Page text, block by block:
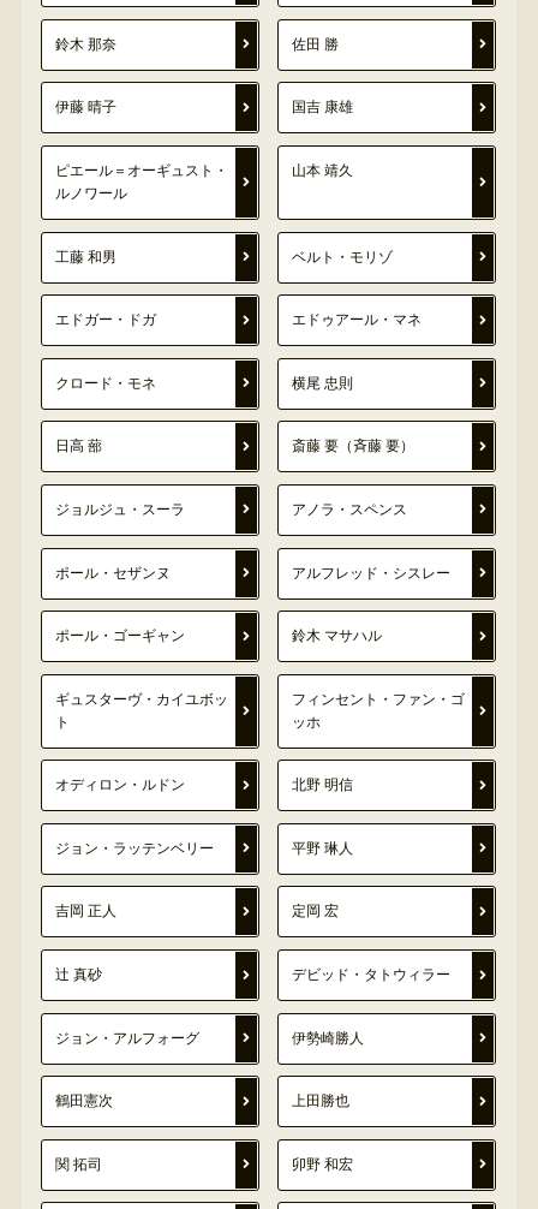
鈴木 那奈 佐田 勝
伊藤 晴子 国吉 康雄
ピエール＝オーギュスト・
ルノワール
山本 靖久
工藤 和男 ベルト・モリゾ
エドガー・ドガ エドゥアール・マネ
クロード・モネ 横尾 忠則
日高 蔀 斎藤 要（斉藤 要）
ジョルジュ・スーラ アノラ・スペンス
ポール・セザンヌ アルフレッド・シスレー
ポール・ゴーギャン 鈴木 マサハル
ギュスターヴ・カイユボッ
ト
フィンセント・ファン・ゴ
ッホ
オディロン・ルドン 北野 明信
ジョン・ラッテンベリー 平野 琳人
吉岡 正人 定岡 宏
辻 真砂 デビッド・タトウィラー
ジョン・アルフォーグ 伊勢崎勝人
鶴田憲次 上田勝也
関 拓司 卯野 和宏